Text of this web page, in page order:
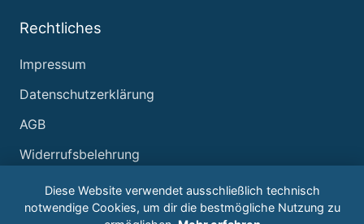
Rechtliches
Impressum
Datenschutzerklärung
AGB
Widerrufsbelehrung
Diese Website verwendet ausschließlich technisch
notwendige Cookies, um dir die bestmögliche Nutzung zu